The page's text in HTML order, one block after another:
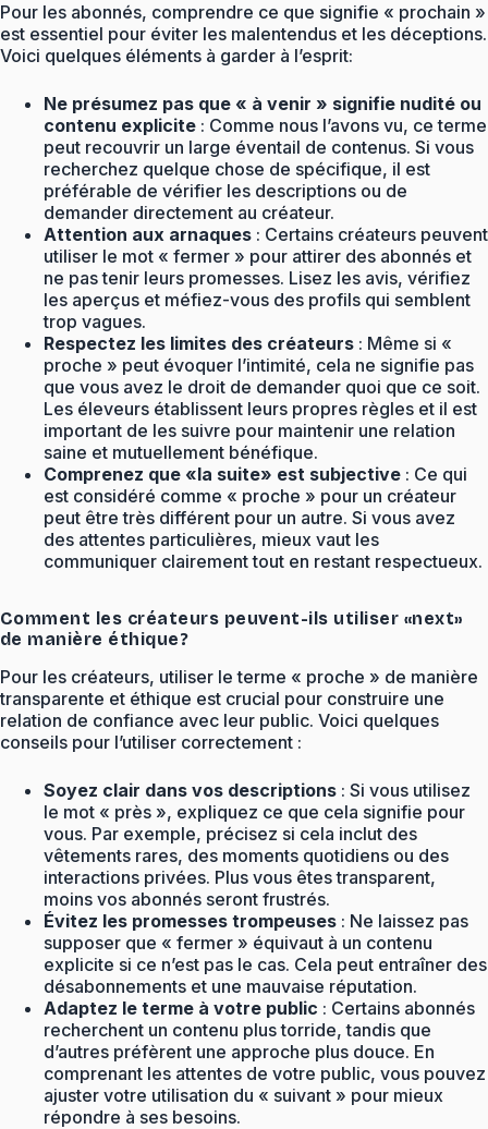
Pour les abonnés, comprendre ce que signifie « prochain »
est essentiel pour éviter les malentendus et les déceptions.
Voici quelques éléments à garder à l’esprit:
Ne présumez pas que « à venir » signifie nudité ou
contenu explicite : Comme nous l’avons vu, ce terme
peut recouvrir un large éventail de contenus. Si vous
recherchez quelque chose de spécifique, il est
préférable de vérifier les descriptions ou de
demander directement au créateur.
Attention aux arnaques : Certains créateurs peuvent
utiliser le mot « fermer » pour attirer des abonnés et
ne pas tenir leurs promesses. Lisez les avis, vérifiez
les aperçus et méfiez-vous des profils qui semblent
trop vagues.
Respectez les limites des créateurs : Même si «
proche » peut évoquer l’intimité, cela ne signifie pas
que vous avez le droit de demander quoi que ce soit.
Les éleveurs établissent leurs propres règles et il est
important de les suivre pour maintenir une relation
saine et mutuellement bénéfique.
Comprenez que «la suite» est subjective : Ce qui
est considéré comme « proche » pour un créateur
peut être très différent pour un autre. Si vous avez
des attentes particulières, mieux vaut les
communiquer clairement tout en restant respectueux.
Comment les créateurs peuvent-ils utiliser «next»
de manière éthique?
Pour les créateurs, utiliser le terme « proche » de manière
transparente et éthique est crucial pour construire une
relation de confiance avec leur public. Voici quelques
conseils pour l’utiliser correctement :
Soyez clair dans vos descriptions : Si vous utilisez
le mot « près », expliquez ce que cela signifie pour
vous. Par exemple, précisez si cela inclut des
vêtements rares, des moments quotidiens ou des
interactions privées. Plus vous êtes transparent,
moins vos abonnés seront frustrés.
Évitez les promesses trompeuses : Ne laissez pas
supposer que « fermer » équivaut à un contenu
explicite si ce n’est pas le cas. Cela peut entraîner des
désabonnements et une mauvaise réputation.
Adaptez le terme à votre public : Certains abonnés
recherchent un contenu plus torride, tandis que
d’autres préfèrent une approche plus douce. En
comprenant les attentes de votre public, vous pouvez
ajuster votre utilisation du « suivant » pour mieux
répondre à ses besoins.